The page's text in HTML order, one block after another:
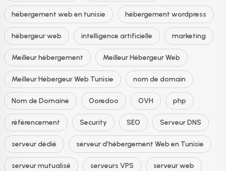
hébergement web en tunisie hébergement wordpress
hébergeur web intelligence artificielle marketing
Meilleur hébergement Meilleur Hébergeur Web
Meilleur Hébergeur Web Tunisie nom de domain
Nom de Domaine Ooredoo OVH php
référencement Security SEO Serveur DNS
serveur dédié serveur d’hébergement Web en Tunisie
serveur mutualisé serveurs VPS serveur web